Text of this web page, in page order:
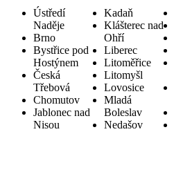
Ústředí
Naděje
Brno
Bystřice pod
Hostýnem
Česká
Třebová
Chomutov
Jablonec nad
Nisou
Kadaň
Klášterec nad
Ohří
Liberec
Litoměřice
Litomyšl
Lovosice
Mladá
Boleslav
Nedašov